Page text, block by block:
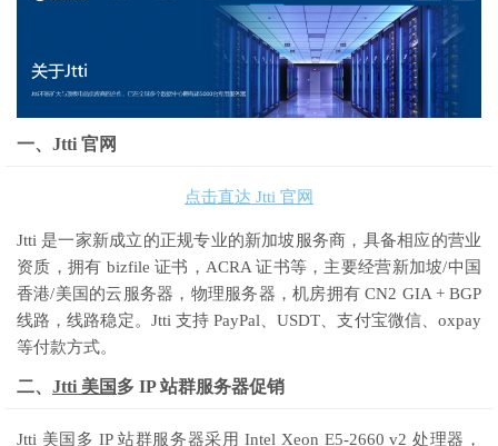
一、Jtti 官网
点击直达 Jtti 官网
Jtti 是一家新成立的正规专业的新加坡服务商，具备相应的营业
资质，拥有 bizfile 证书，ACRA 证书等，主要经营新加坡/中国
香港/美国的云服务器，物理服务器，机房拥有 CN2 GIA + BGP
线路，线路稳定。Jtti 支持 PayPal、USDT、支付宝微信、oxpay
等付款方式。
二、 Jtti 美国多 IP 站群服务器促销
Jtti 美国多 IP 站群服务器采用 Intel Xeon E5-2660 v2 处理器，